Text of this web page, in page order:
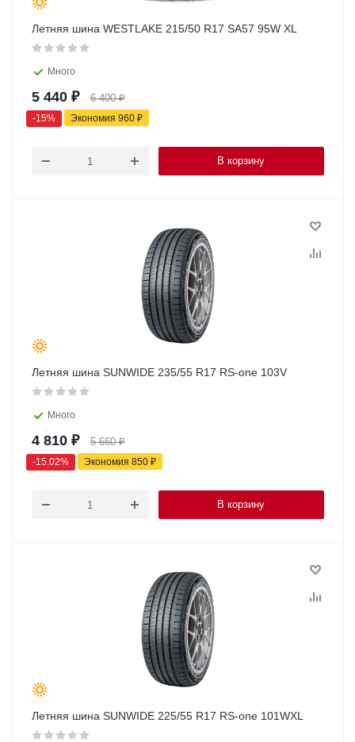
Летняя шина WESTLAKE 215/50 R17 SA57 95W XL
Много
5 440 ₽ 6 400₽
-15% Экономия 960 ₽
В корзину
Летняя шина SUNWIDE 235/55 R17 RS-one 103V
Много
4 810 ₽ 5 660₽
-15.02% Экономия 850 ₽
В корзину
Летняя шина SUNWIDE 225/55 R17 RS-one 101WXL